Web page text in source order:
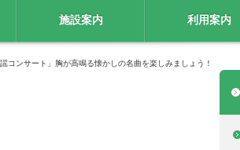
施設案内 利用案内
ンサート」胸が高鳴る懐かしの名曲を楽しみましょう！